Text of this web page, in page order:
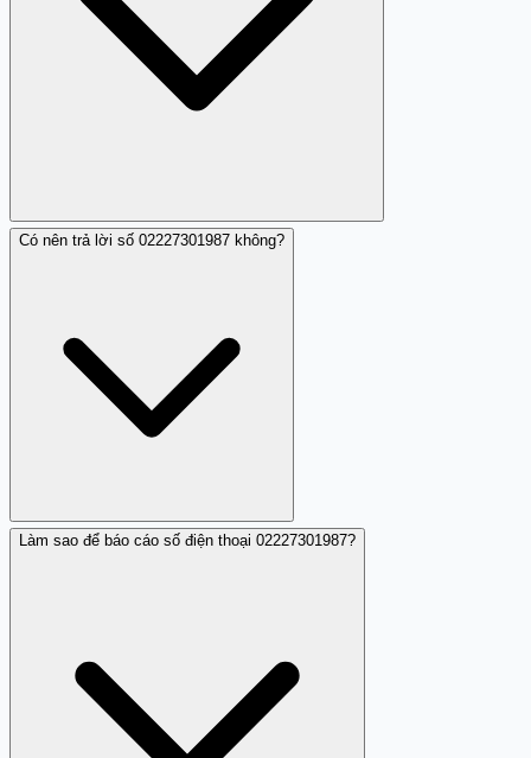
Bạn nên từ chối cung cấp thông tin cá nhân, ngắt máy
Có nên trả lời số 02227301987 không?
Làm sao để báo cáo số điện thoại 02227301987?